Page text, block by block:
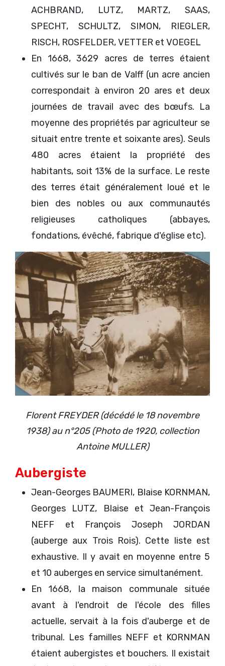
ACHBRAND, LUTZ, MARTZ, SAAS,
SPECHT, SCHULTZ, SIMON, RIEGLER,
RISCH, ROSFELDER, VETTER et VOEGEL
En 1668, 3629 acres de terres étaient
cultivés sur le ban de Valff (un acre ancien
correspondait à environ 20 ares et deux
journées de travail avec des bœufs. La
moyenne des propriétés par agriculteur se
situait entre trente et soixante ares). Seuls
480 acres étaient la propriété des
habitants, soit 13% de la surface. Le reste
des terres était généralement loué et le
bien des nobles ou aux communautés
religieuses catholiques (abbayes,
fondations, évêché, fabrique d'église etc).
Florent FREYDER (décédé le 18 novembre
1938) au n°205 (Photo de 1920, collection
Antoine MULLER)
Aubergiste
Jean-Georges BAUMERI, Blaise KORNMAN,
Georges LUTZ, Blaise et Jean-François
NEFF et François Joseph JORDAN
(auberge aux Trois Rois). Cette liste est
exhaustive. Il y avait en moyenne entre 5
et 10 auberges en service simultanément.
En 1668, la maison communale située
avant à l'endroit de l'école des filles
actuelle, servait à la fois d'auberge et de
tribunal. Les familles NEFF et KORNMAN
étaient aubergistes et bouchers. Il existait